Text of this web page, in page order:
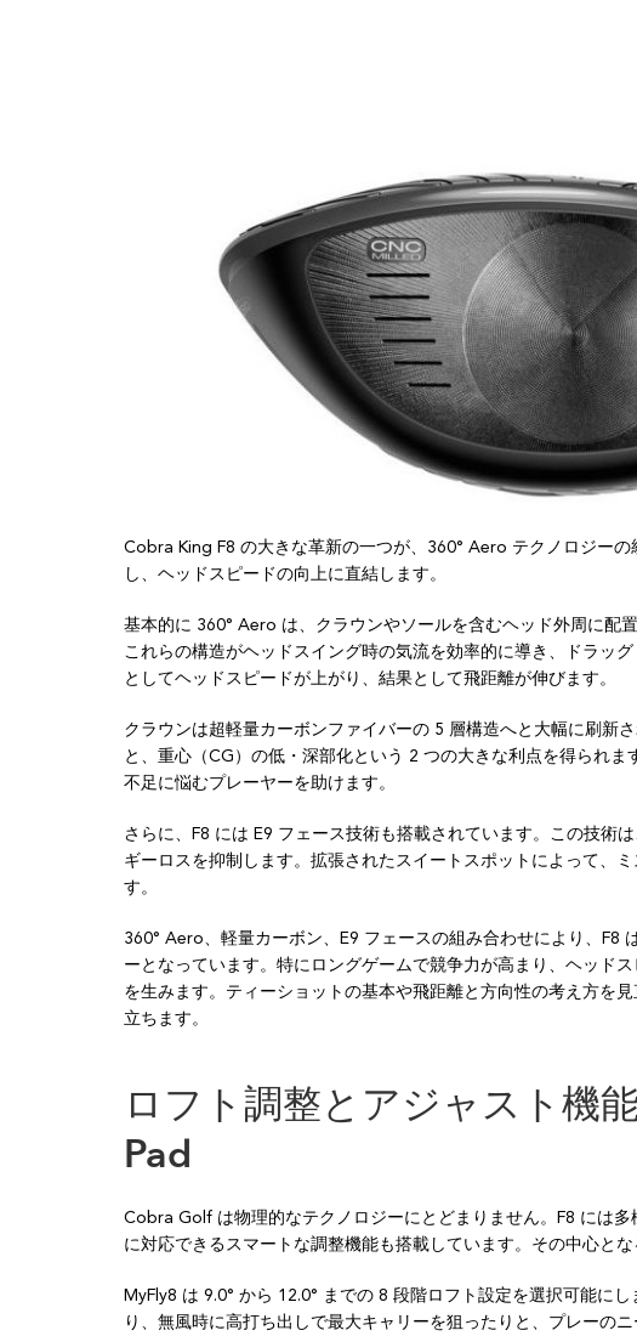
Cobra King F8 の大きな革新の一つが、360° Aero テクノロジー
し、ヘッドスピードの向上に直結します。
基本的に 360° Aero は、クラウンやソールを含むヘッド外周に配
これらの構造がヘッドスイング時の気流を効率的に導き、ドラッ
としてヘッドスピードが上がり、結果として飛距離が伸びます。
クラウンは超軽量カーボンファイバーの 5 層構造へと大幅に刷新
と、重心（CG）の低・深部化という 2 つの大きな利点を得られ
不足に悩むプレーヤーを助けます。
さらに、F8 には E9 フェース技術も搭載されています。この技術
ギーロスを抑制します。拡張されたスイートスポットによって、
す。
360° Aero、軽量カーボン、E9 フェースの組み合わせにより、F8
ーとなっています。特にロングゲームで競争力が高まり、ヘッド
を生みます。ティーショットの基本や飛距離と方向性の考え方を見
立ちます。
ロフト調整とアジャスト機
Pad
Cobra Golf は物理的なテクノロジーにとどまりません。F8 には
に対応できるスマートな調整機能も搭載しています。その中心と
MyFly8 は 9.0° から 12.0° までの 8 段階ロフト設定を選択可能に
り、無風時に高打ち出しで最大キャリーを狙ったりと、プレーの